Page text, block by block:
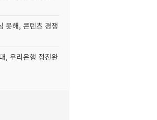
못해, 콘텐츠 경쟁
, 우리은행 정진완